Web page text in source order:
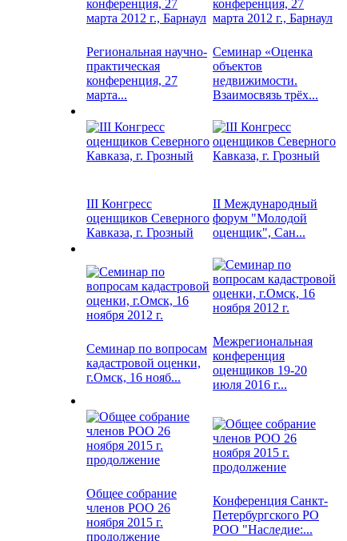
Региональная научно-
практическая
конференция, 27
марта...
Семинар «Оценка
объектов
недвижимости.
Взаимосвязь трёх...
III Конгресс
оценщиков Северного
Кавказа, г. Грозный
II Международный
форум "Молодой
оценщик", Сан...
Семинар по вопросам
кадастровой оценки,
г.Омск, 16 нояб...
Межрегиональная
конференция
оценщиков 19-20
июля 2016 г...
Общее собрание
членов РОО 26
ноября 2015 г.
продолжение
Конференция Санкт-
Петербургского РО
РОО "Наследие:...